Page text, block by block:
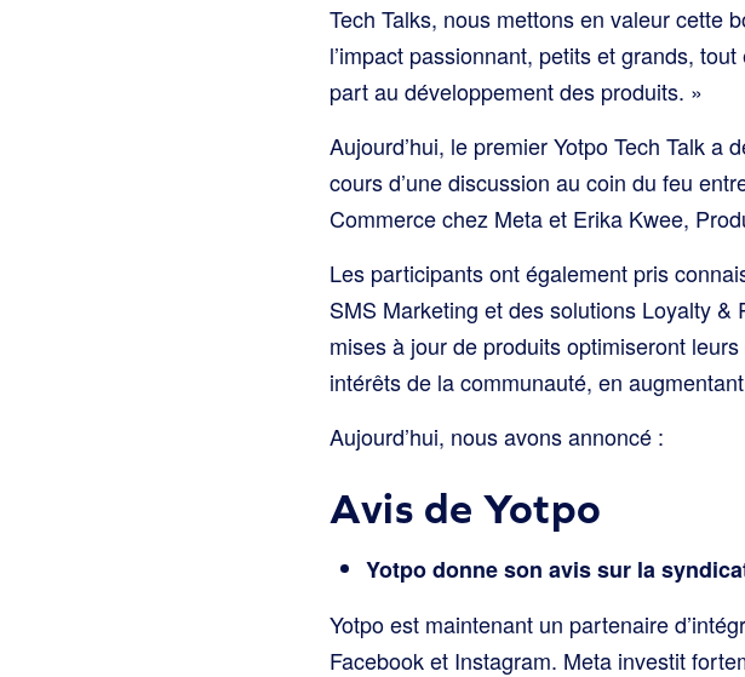
Tech Talks, nous mettons en valeur cette
l’impact passionnant, petits et grands,
part au développement des produits. »
Aujourd’hui, le premier Yotpo Tech Talk a
cours d’une discussion au coin du feu
Commerce chez Meta et Erika Kwee,
Les participants ont également pris
SMS Marketing et des solutions Loyalty
mises à jour de produits optimiseront
intérêts de la communauté, en
Aujourd’hui, nous avons annoncé :
Avis de Yotpo
Yotpo donne son avis sur la
Yotpo est maintenant un partenaire
Facebook et Instagram. Meta investit